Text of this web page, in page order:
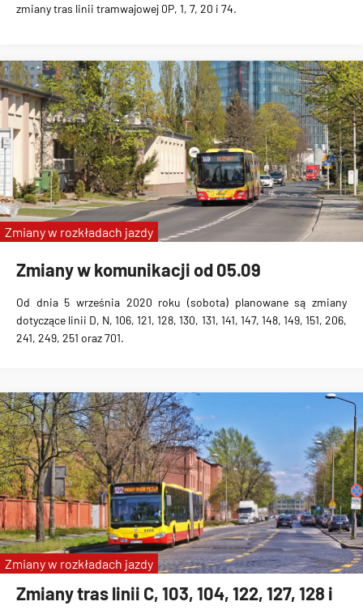
zmiany tras linii tramwajowej 0P, 1, 7, 20 i 74.
Zmiany w komunikacji od 05.09
Od dnia 5 września 2020 roku (sobota) planowane są zmiany
dotyczące linii D, N, 106, 121, 128, 130, 131, 141, 147, 148, 149, 151, 206,
241, 249, 251 oraz 701.
Zmiany w rozkładach jazdy
Zmiany tras linii C, 103, 104, 122, 127, 128 i
Zmiany w rozkładach jazdy